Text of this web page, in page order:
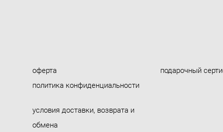
оферта
политика конфиденциальности
условия доставки, возврата и
обмена
подарочный